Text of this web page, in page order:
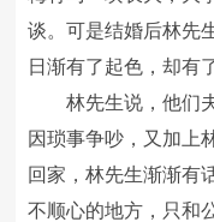
谈。可是结婚后林先
日渐有了起色，却有
林先生说，他们夫
因琐事争吵，又加上
回家，林先生渐渐有
不顺心的地方，只和